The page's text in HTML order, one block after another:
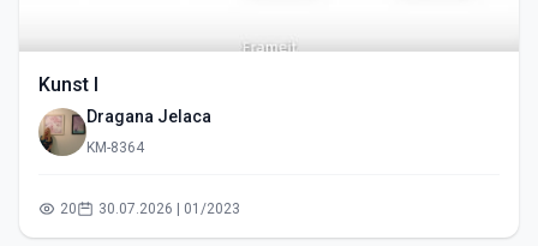
Kunst I
Dragana Jelaca
KM-8364
20 30.07.2026 | 01/2023